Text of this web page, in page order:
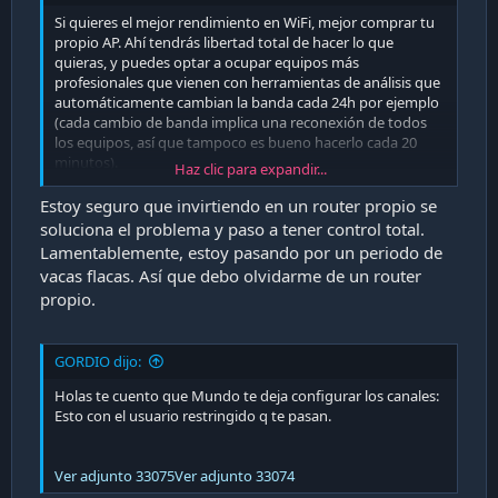
Si quieres el mejor rendimiento en WiFi, mejor comprar tu
propio AP. Ahí tendrás libertad total de hacer lo que
quieras, y puedes optar a ocupar equipos más
profesionales que vienen con herramientas de análisis que
automáticamente cambian la banda cada 24h por ejemplo
(cada cambio de banda implica una reconexión de todos
los equipos, así que tampoco es bueno hacerlo cada 20
minutos).
Sé que Unifi lo hace y además tiene 1000 opciones más,
como meshing, ajustar el ancho de cada banda de forma
independiente, band steering, fast roaming, BSS transition,
etc. (Además de revisar cada 24h en la noche qué bandas
son las mejores y de hacer el cambio de automático).
compañía jamás vas a lograr ese nivel de autonomía y
estabilidad. Otra cosa a considerar es que cuando
el modem router pueda hacer su pega de router, con lo
que obtendrás una WiFi Y una conexión a internet más
Saludos.
Haz clic para expandir...
Estoy seguro que invirtiendo en un router propio se
soluciona el problema y paso a tener control total.
Lamentablemente, estoy pasando por un periodo de
vacas flacas. Así que debo olvidarme de un router
propio.
GORDIO dijo:
Holas te cuento que Mundo te deja configurar los canales:
Esto con el usuario restringido q te pasan.
Ver adjunto 33075Ver adjunto 33074